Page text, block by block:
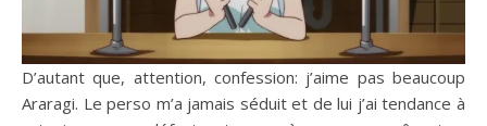
D’autant que, attention, confession: j’aime pas beaucoup
Araragi. Le perso m’a jamais séduit et de lui j’ai tendance à